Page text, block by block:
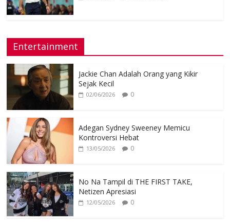
Entertainment
Jackie Chan Adalah Orang yang Kikir
Sejak Kecil
02/06/2026 0
Adegan Sydney Sweeney Memicu
Kontroversi Hebat
13/05/2026 0
No Na Tampil di THE FIRST TAKE,
Netizen Apresiasi
12/05/2026 0